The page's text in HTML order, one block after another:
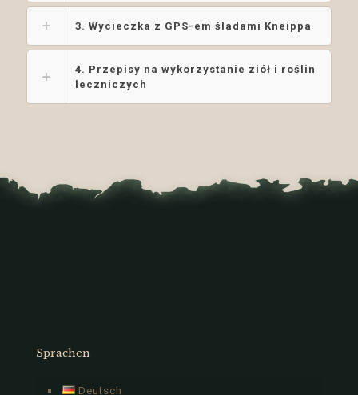
3. Wycieczka z GPS-em śladami Kneippa
4. Przepisy na wykorzystanie ziół i roślin
leczniczych
Sprachen
Deutsch